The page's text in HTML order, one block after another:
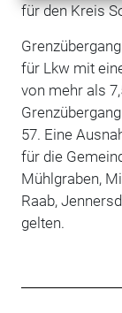
für den Kreis
für Lkw mit
von mehr als
57. Eine
für die
Mühlgraben,
Raab,
gelten.